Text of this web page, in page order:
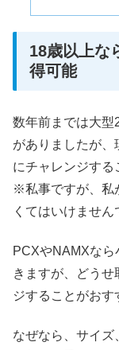
18歳以上な
得可能
数年前までは大型
がありましたが
にチャレンジする
※私事ですが、私
くてはいけません
PCXやNAMXな
きますが、どう
ジすることがおす
なぜなら、サイズ